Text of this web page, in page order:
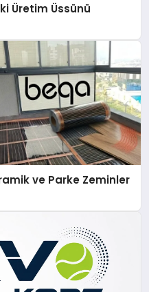
Üretim Üssünü
ve Parke Zeminler